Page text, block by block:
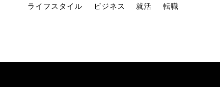
ライフスタイル ビジネス 就活 転職